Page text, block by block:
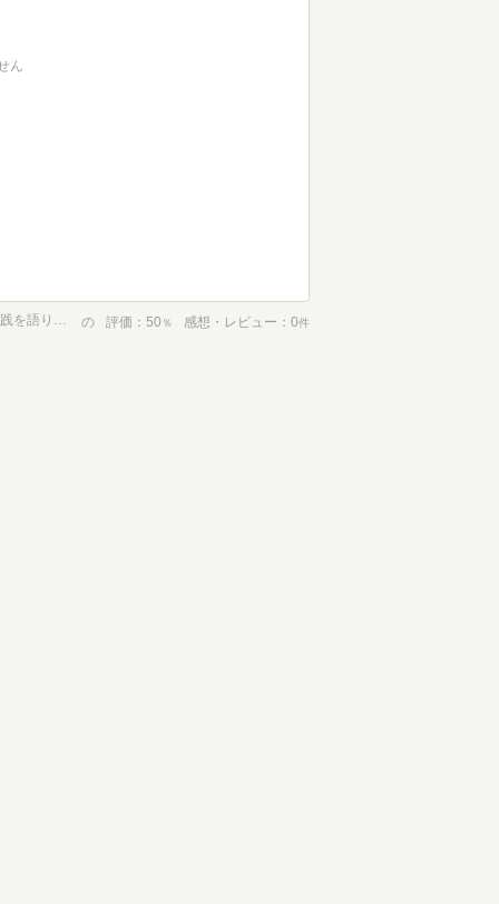
ん
本当の気持ちと出会うとき ー知的障がい者入所支援施設30年の実践を語り・伝える 見えないこころとこころを紡ぐ意思決定支援43の物語- の 評価 50 ％ 感想・レビュー 0件